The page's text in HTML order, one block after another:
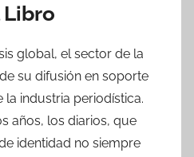
Libro
global, el sector de la
su difusión en soporte
la industria periodística.
años, los diarios, que
identidad no siempre